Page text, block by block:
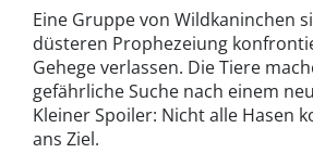
Eine Gruppe von Wildkaninchen
düsteren Prophezeiung
Gehege verlassen. Die Tiere
gefährliche Suche nach einem
Kleiner Spoiler: Nicht alle Hasen
ans Ziel.